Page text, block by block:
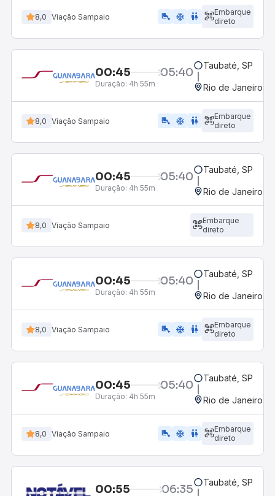
8,0 Viação Sampaio airline_seat_legroom_extra ac_unit wc
Embarque
direto
00:45 05:40
Duração: 4h 55m
Taubaté, SP
Rio de Janeiro,
8,0 Viação Sampaio airline_seat_legroom_extra ac_unit WC
Embarque
direto
00:45 05:40
Duração: 4h 55m
Taubaté, SP
Rio de Janeiro,
8,0 Viação Sampaio
Embarque
direto
00:45 05:40
Duração: 4h 55m
Taubaté, SP
Rio de Janeiro,
8,0 Viação Sampaio airline_seat_legroom_extra ac_unit WC
Embarque
direto
00:45 05:40
Duração: 4h 55m
Taubaté, SP
Rio de Janeiro,
8,0 Viação Sampaio airline_seat_legroom_extra ac_unit wc
Embarque
direto
00:55 06:35 Taubaté, SP